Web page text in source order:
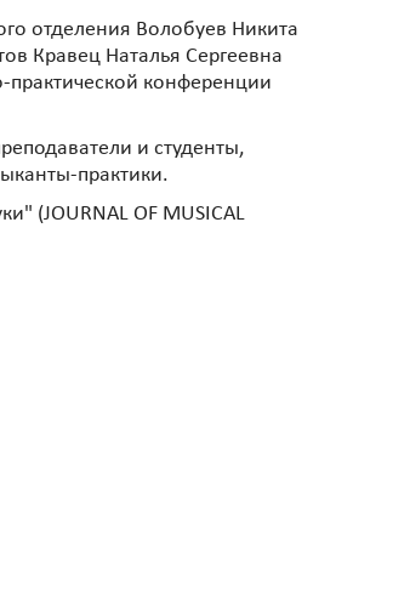
отделения Волобуев Никита
Кравец Наталья Сергеевна
конференции
и студенты,
практики.
(JOURNAL OF MUSICAL